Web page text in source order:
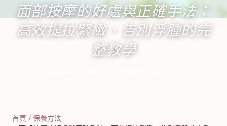
面部按摩的好處與正確手法：
高效提拉緊緻、告別浮腫的完
整教學
首頁 / 保養方法